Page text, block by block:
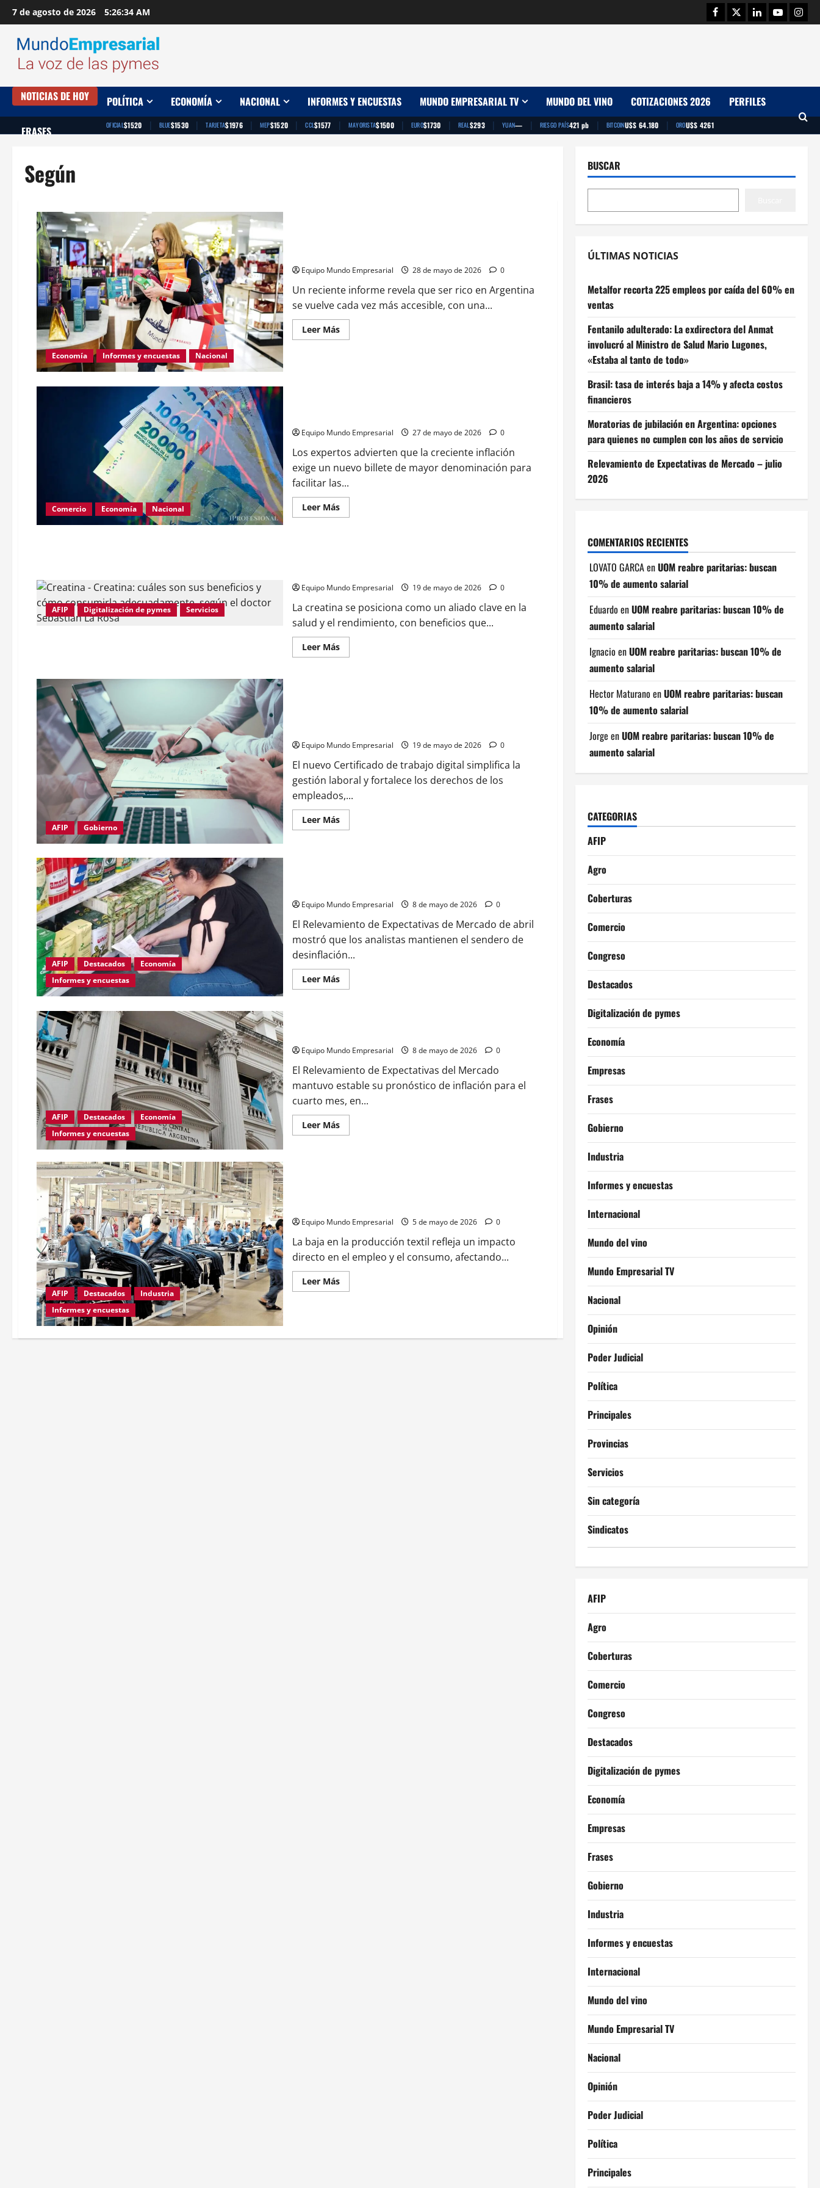
Saltar
al
contenido
7 de agosto de 2026 5:26:35 AM Facebook
TwitterLinkedinYoutube
NOTICIAS DE HOY POLÍTICA ECONOMÍA NACIONAL INFORMES Y ENCUESTAS MUNDO EMPRESARIAL TV MUNDO DEL VINO COTIZACIONES 2026 PERFILES
FRASES OFICIAL$1520 | BLUE$1530 | TARJETA$1976 | MEP$1520 | CCL$1577 | MAYORISTA$1500 | EURO$1730 | REAL$293 | YUAN— | RIESGO PAÍS421 pb | BITCOINU$S 64.180 | OROU$S 4261
Según
Economía Informes y encuestas Nacional
Equipo Mundo Empresarial 28 de mayo de 2026 0
Un reciente informe revela que ser rico en Argentina
se vuelve cada vez más accesible, con una...
Leer MásLeer
más
más
BARATO
Comercio Economía Nacional
Equipo Mundo Empresarial 27 de mayo de 2026 0
Los expertos advierten que la creciente inflación
exige un nuevo billete de mayor denominación para
facilitar las...
Leer MásLeer
más
denominación
necesita
economía
argentina,
según
expertos
AFIP Digitalización de pymes Servicios
Equipo Mundo Empresarial 19 de mayo de 2026 0
La creatina se posiciona como un aliado clave en la
salud y el rendimiento, con beneficios que...
Leer MásLeer
más
consumirla
adecuadamente,
el
doctor
Sebastián
La
Rosa
AFIP Gobierno
Equipo Mundo Empresarial 19 de mayo de 2026 0
El nuevo Certificado de trabajo digital simplifica la
gestión laboral y fortalece los derechos de los
empleados,...
Leer MásLeer
más
LCT):
procedimiento,
formatos
y
obligaciones
del
empleador
la
RG
ARCA
AFIP Destacados
Economía
Informes y encuestas
Equipo Mundo Empresarial 8 de mayo de 2026 0
El Relevamiento de Expectativas de Mercado de abril
mostró que los analistas mantienen el sendero de
desinflación...
Leer MásLeer
más
fue
del
2,6%
según
mercado,
que
no
prevé
una
baja
AFIP Destacados
Economía
Informes y encuestas
Equipo Mundo Empresarial 8 de mayo de 2026 0
El Relevamiento de Expectativas del Mercado
mantuvo estable su pronóstico de inflación para el
cuarto mes, en...
Leer MásLeer
más
para
los
próximos
AFIP Destacados
Industria
Informes y encuestas
Equipo Mundo Empresarial 5 de mayo de 2026 0
La baja en la producción textil refleja un impacto
directo en el empleo y el consumo, afectando...
Leer MásLeer
más
crisis
BUSCAR
ÚLTIMAS NOTICIAS
Metalfor recorta 225 empleos por caída del 60% en
ventas
Fentanilo adulterado: La exdirectora del Anmat
involucró al Ministro de Salud Mario Lugones,
«Estaba al tanto de todo»
Brasil: tasa de interés baja a 14% y afecta costos
financieros
Moratorias de jubilación en Argentina: opciones
para quienes no cumplen con los años de servicio
Relevamiento de Expectativas de Mercado – julio
2026
COMENTARIOS RECIENTES
LOVATO GARCAenUOM reabre paritarias: buscan
10% de aumento salarial
Eduardo enUOM reabre paritarias: buscan 10% de
aumento salarial
Ignacio enUOM reabre paritarias: buscan 10% de
aumento salarial
Hector Maturano enUOM reabre paritarias: buscan
10% de aumento salarial
Jorge enUOM reabre paritarias: buscan 10% de
aumento salarial
CATEGORIAS
AFIP
Agro
Coberturas
Comercio
Congreso
Destacados
Digitalización de pymes
Economía
Empresas
Frases
Gobierno
Industria
Informes y encuestas
Internacional
Mundo del vino
Mundo Empresarial TV
Nacional
Opinión
Poder Judicial
Política
Principales
Provincias
Servicios
Sin categoría
Sindicatos
AFIP
Agro
Coberturas
Comercio
Congreso
Destacados
Digitalización de pymes
Economía
Empresas
Frases
Gobierno
Industria
Informes y encuestas
Internacional
Mundo del vino
Mundo Empresarial TV
Nacional
Opinión
Poder Judicial
Política
Principales